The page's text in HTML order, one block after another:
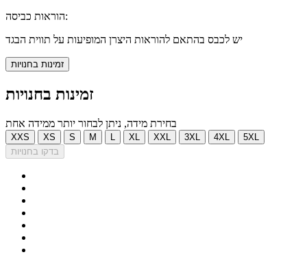
הוראות כביסה:
יש לכבס בהתאם להוראות היצרן המופיעות על תווית הבגד
זמינות בחנויות
זמינות בחנויות
בחירת מידה, ניתן לבחור יותר ממידה אחת
XXS XS S M XL XXL 3XL 4XL
5XL
בדקו בחנויות